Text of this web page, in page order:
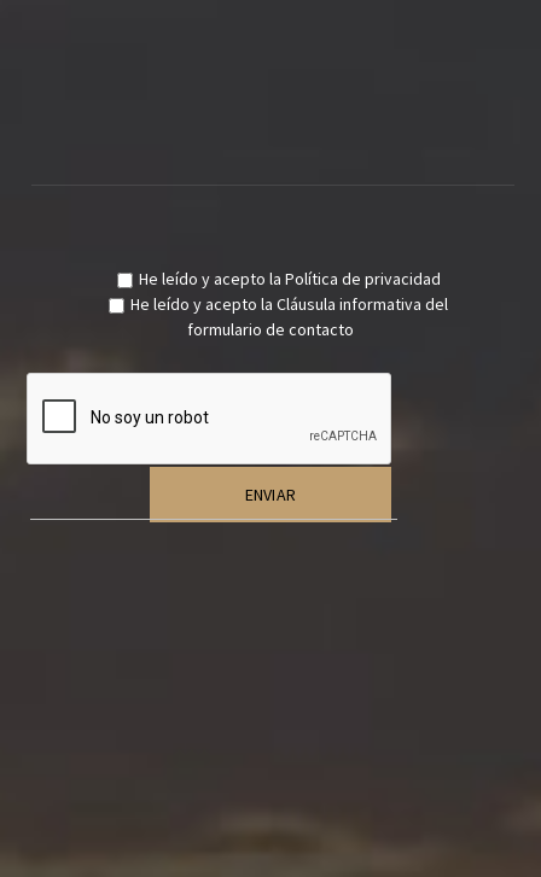
He leído y acepto la Política de privacidad
He leído y acepto laCláusula informativa del
formulario de contacto